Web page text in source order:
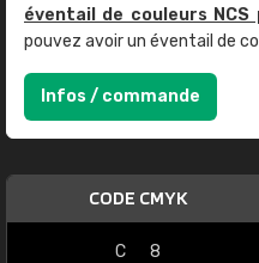
éventail de couleurs NCS
pouvez avoir un éventail de
Infos / commande
CODE CMYK
C
8